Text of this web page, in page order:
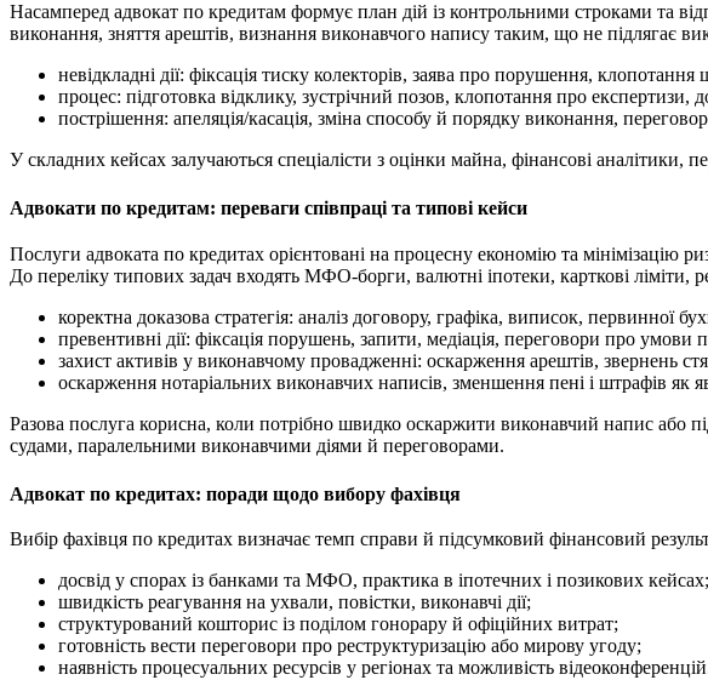
Насамперед адвокат по кредитам формує план дій із контрольними строками та
виконання, зняття арештів, визнання виконавчого напису таким, що не підлягає
невідкладні дії: фіксація тиску колекторів, заява про порушення, клопотання
процес: підготовка відклику, зустрічний позов, клопотання про експертизи,
пострішення: апеляція/касація, зміна способу й порядку виконання,
У складних кейсах залучаються спеціалісти з оцінки майна, фінансові аналітики,
Адвокати по кредитам: переваги співпраці та типові кейси
Послуги адвоката по кредитах орієнтовані на процесну економію та
До переліку типових задач входять МФО-борги, валютні іпотеки, карткові
коректна доказова стратегія: аналіз договору, графіка, виписок, первинної
превентивні дії: фіксація порушень, запити, медіація, переговори про умови
захист активів у виконавчому провадженні: оскарження арештів, звернень
оскарження нотаріальних виконавчих написів, зменшення пені і штрафів як
Разова послуга корисна, коли потрібно швидко оскаржити виконавчий напис або
судами, паралельними виконавчими діями й переговорами.
Адвокат по кредитах: поради щодо вибору фахівця
Вибір фахівця по кредитах визначає темп справи й підсумковий фінансовий
досвід у спорах із банками та МФО, практика в іпотечних і позикових кейсах;
швидкість реагування на ухвали, повістки, виконавчі дії;
структурований кошторис із поділом гонорару й офіційних витрат;
готовність вести переговори про реструктуризацію або мирову угоду;
наявність процесуальних ресурсів у регіонах та можливість